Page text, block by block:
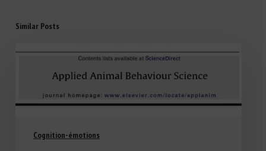
Similar Posts
Cognition-émotions